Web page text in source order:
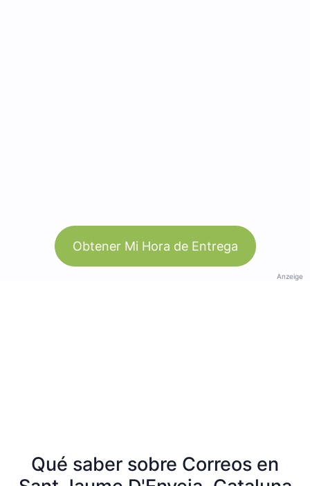
Obtener Mi Hora de Entrega
Anzeige
Qué saber sobre Correos en